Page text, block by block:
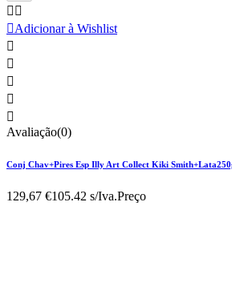
 
Adicionar à Wishlist





Avaliação(0)
Conj Chav+Pires Esp Illy Art Collect Kiki
129,67 €105.42 s/Iva.Preço